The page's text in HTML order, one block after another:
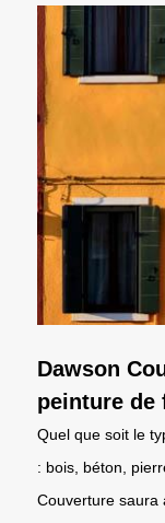
Dawson
peinture de
Quel que soit le
: bois, béton,
Couverture saura